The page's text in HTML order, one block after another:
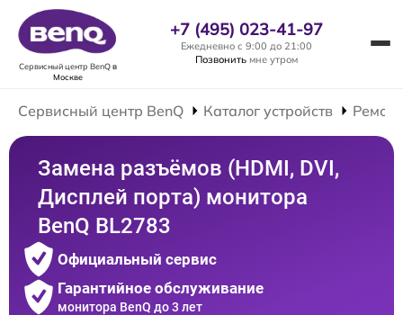
Сервисный центр BenQв
Москве
+7 (495) 023-41-97
Ежедневно с 9:00 до 21:00
Позвонить мне утром
Сервисный центр BenQ Каталог устройств
Замена разъёмов (HDMI, DVI,
Дисплей порта) монитора
BenQ BL2783
Официальный сервис
Гарантийное обслуживание
монитора BenQ до 3 лет